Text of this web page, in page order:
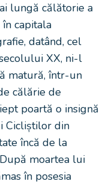
lungă călătorie a
capitala
datând, cel
XX, ni-l
matură, într-un
călărie de
poartă o insignă
Cicliștilor din
încă de la
moartea lui
în posesia